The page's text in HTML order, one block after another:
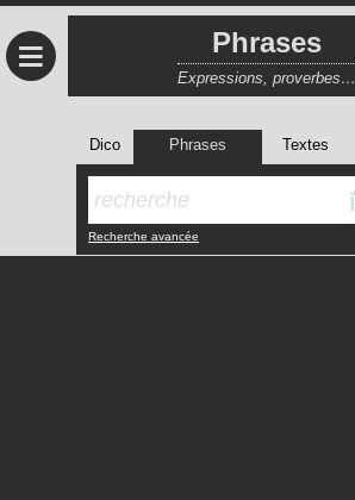
≡ Phrases
Expressions, proverbes…
Dico Phrases Textes
Recherche avancée